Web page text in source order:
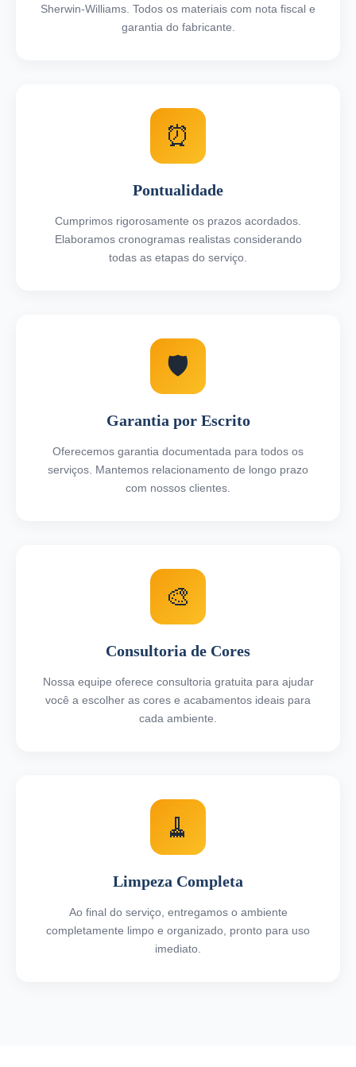
Sherwin-Williams. Todos os materiais com nota fiscal e
garantia do fabricante.
⏰
Pontualidade
Cumprimos rigorosamente os prazos acordados.
Elaboramos cronogramas realistas considerando
todas as etapas do serviço.
🛡️
Garantia por Escrito
Oferecemos garantia documentada para todos os
serviços. Mantemos relacionamento de longo prazo
com nossos clientes.
🎨
Consultoria de Cores
Nossa equipe oferece consultoria gratuita para ajudar
você a escolher as cores e acabamentos ideais para
cada ambiente.
🧹
Limpeza Completa
Ao final do serviço, entregamos o ambiente
completamente limpo e organizado, pronto para uso
imediato.